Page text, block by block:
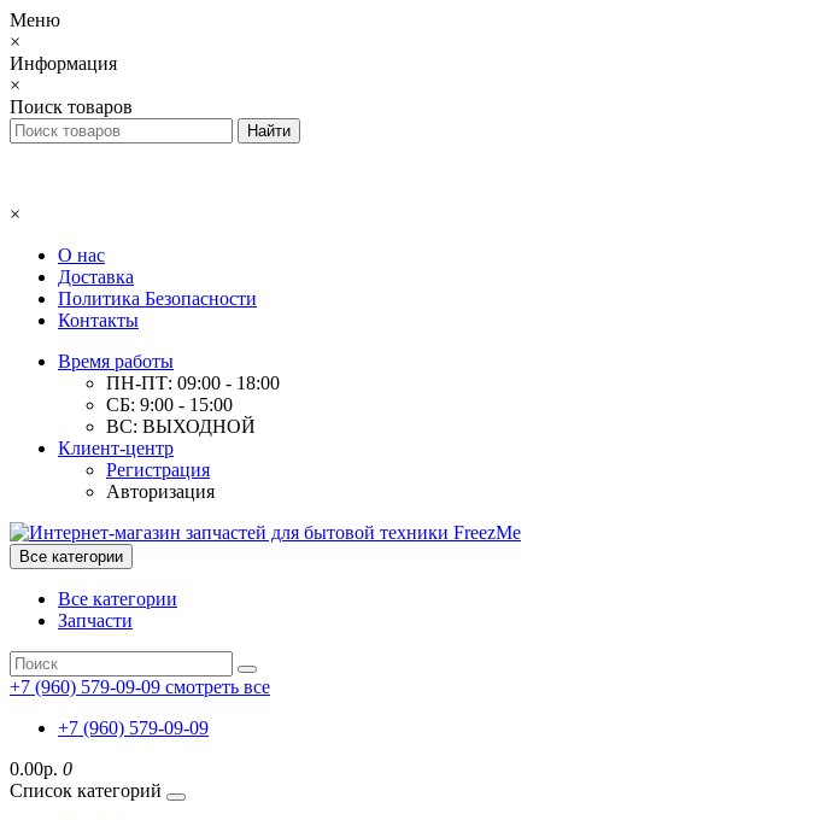
Меню
×
Информация
×
Поиск товаров
×
О нас
Доставка
Политика Безопасности
Контакты
Время работы
ПН-ПТ: 09:00 - 18:00
СБ: 9:00 - 15:00
ВС: ВЫХОДНОЙ
Клиент-центр
Регистрация
Авторизация
Все категории
Все категории
Запчасти
+7 (960) 579-09-09 смотреть все
+7 (960) 579-09-09
0.00р. 0
Список категорий